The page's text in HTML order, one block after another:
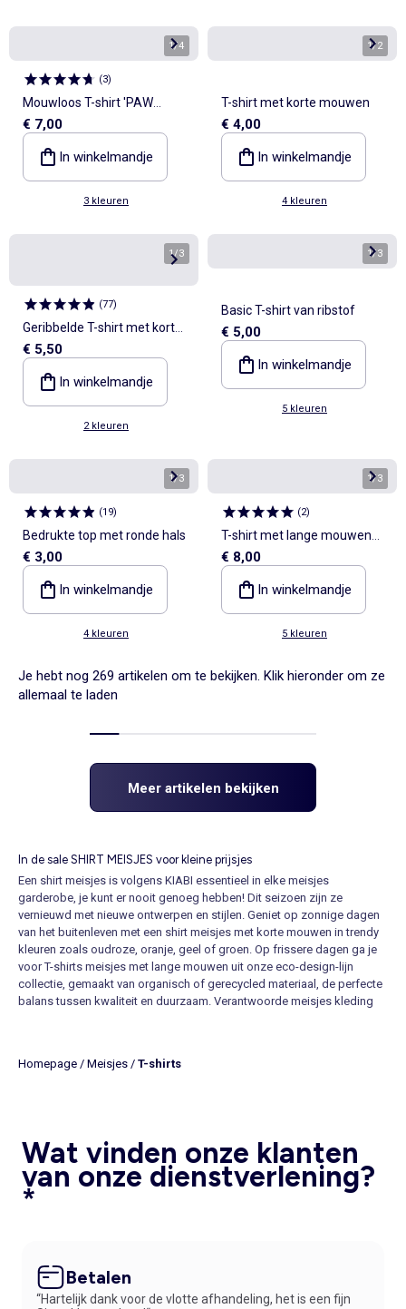
1/4
(3)
Mouwloos T-shirt 'PAW
Patrol'
€ 7,00
In winkelmandje
3 kleuren
1/2
T-shirt met korte mouwen
€ 4,00
In winkelmandje
4 kleuren
1/3
(77)
Geribbelde T-shirt met korte,
geplooide mouwen
€ 5,50
In winkelmandje
2 kleuren
1/3
Basic T-shirt van ribstof
€ 5,00
In winkelmandje
5 kleuren
1/3
(19)
Bedrukte top met ronde hals
€ 3,00
In winkelmandje
4 kleuren
1/3
(2)
T-shirt met lange mouwen
van geribde stof
€ 8,00
In winkelmandje
5 kleuren
Je hebt nog 269 artikelen om te bekijken. Klik hieronder om ze
allemaal te laden
Meer artikelen bekijken
In de sale SHIRT MEISJES voor kleine prijsjes
Een shirt meisjes is volgens KIABI essentieel in elke meisjes
garderobe, je kunt er nooit genoeg hebben! Dit seizoen zijn ze
vernieuwd met nieuwe ontwerpen en stijlen. Geniet op zonnige dagen
van het buitenleven met een shirt meisjes met korte mouwen in trendy
kleuren zoals oudroze, oranje, geel of groen. Op frissere dagen ga je
voor T-shirts meisjes met lange mouwen uit onze eco-design-lijn
collectie, gemaakt van organisch of gerecycled materiaal, de perfecte
balans tussen kwaliteit en duurzaam. Verantwoorde meisjes kleding
Je kids schitteren op feestelijke of speciale gelegenheden met de
voor als de temperaturen oplopen of bieden extra warmte onder een
trui of sweater op frissere dagen.
IDEEËN OM EEN SHIRT MEISJES TE COMBINEREN
Wij onthullen hier onze drie favoriete combinaties:
T-shirt en een jeans voor als je op de foto gaat, voor de mooiste foto’s!
Combi 3: Een meisjes shirt met een opvallende opdruk en een legging.
Homepage / Meisjes / T-shirts
Wat vinden onze klanten
van onze dienstverlening?
*
Betalen
“Hartelijk dank voor de vlotte afhandeling, het is een fijn